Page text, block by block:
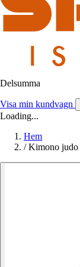
Delsumma
Visa min kundvagn
Loading...
Hem
/ Kimono judo